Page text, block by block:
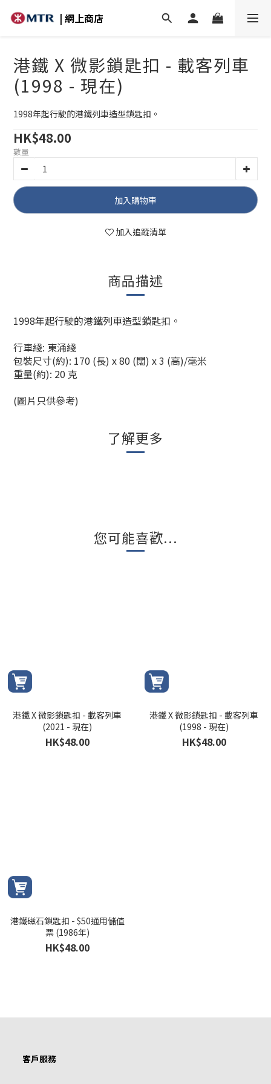
| 網上商店
港鐵 X 微影鎖匙扣 - 載客列車
(1998 - 現在)
1998年起行駛的港鐵列車造型鎖匙扣。
HK$48.00
數量
加入購物車
加入追蹤清單
商品描述
1998年起行駛的港鐵列車造型鎖匙扣。
行車綫: 東涌綫
包裝尺寸(約): 170 (長) x 80 (闊) x 3 (高)/毫米
重量(約): 20 克
(圖片只供參考)
了解更多
您可能喜歡...
港鐵 X 微影鎖匙扣 - 載客列車
(2021 - 現在)
HK$48.00
港鐵 X 微影鎖匙扣 - 載客列車
(1998 - 現在)
HK$48.00
港鐵磁石鎖匙扣 - $50通用儲值
票 (1986年)
HK$48.00
客戶服務